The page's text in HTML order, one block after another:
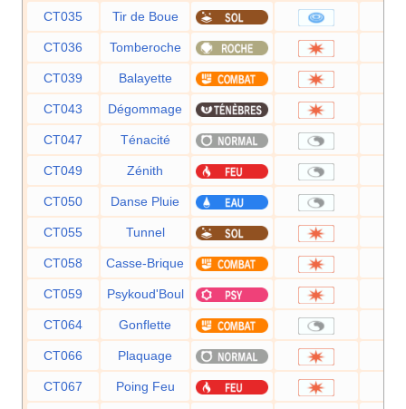
CT035 Tir de Boue
CT036 Tomberoche
CT039 Balayette
CT043 Dégommage
CT047 Ténacité
CT049 Zénith
CT050 Danse Pluie
CT055 Tunnel
CT058 Casse-Brique
CT059 Psykoud'Boul
CT064 Gonflette
CT066 Plaquage
CT067 Poing Feu